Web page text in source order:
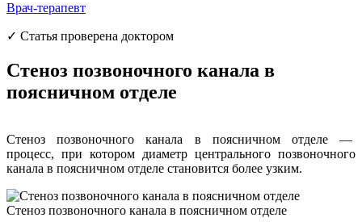
Врач-терапевт
✓ Статья проверена доктором
Стеноз позвоночного канала в
поясничном отделе
Стеноз позвоночного канала в поясничном отделе —
процесс, при котором диаметр центрального позвоночного
канала в поясничном отделе становится более узким.
Стеноз позвоночного канала в поясничном отделе